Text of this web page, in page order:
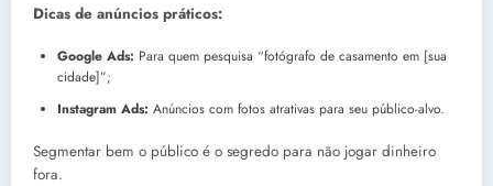
Dicas de anúncios práticos:
Google Ads: Para quem pesquisa “fotógrafo de casamento em [sua
cidade]”;
Instagram Ads: Anúncios com fotos atrativas para seu público-alvo.
Segmentar bem o público é o segredo para não jogar dinheiro
fora.